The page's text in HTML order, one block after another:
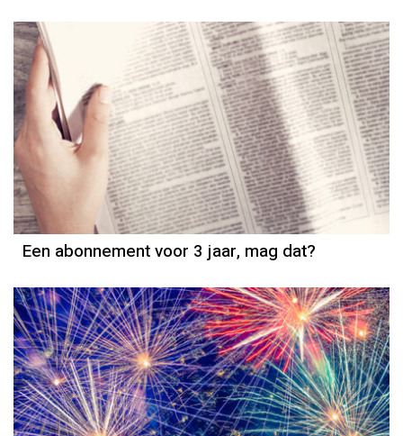
Column
Jeanine Janssen
Een abonnement voor 3 jaar, mag dat?